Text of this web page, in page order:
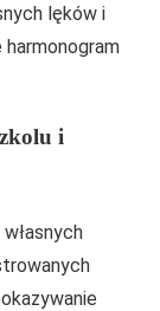
lęków i
i